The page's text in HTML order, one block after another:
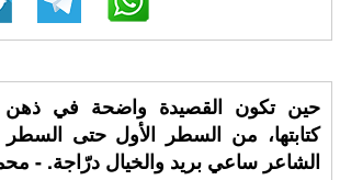
حين تكون القصيدة واضحة في ذهن
كتابتها، من السطر الأول حتى السطر
الشاعر ساعي بريد والخيال درّاجة. -